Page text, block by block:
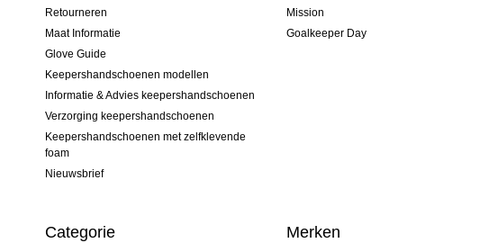
Retourneren
Maat Informatie
Glove Guide
Keepershandschoenen modellen
Informatie & Advies keepershandschoenen
Verzorging keepershandschoenen
Keepershandschoenen met zelfklevende
foam
Nieuwsbrief
Mission
Goalkeeper Day
Categorie Merken